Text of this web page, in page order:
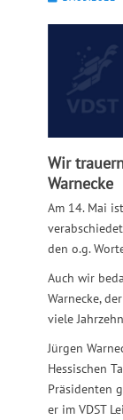
Wir
Warnecke
Am 14. Mai
den o.g.
Auch wir
Warnecke,
viele
Jürgen
Hessischen
Präsidenten
er im VDST